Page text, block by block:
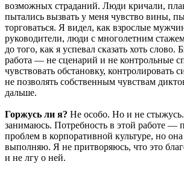
возможных страданий. Люди кричали,
пытались вызвать у меня чувство вины,
торговаться. Я видел, как взрослые
руководители, люди с многолетним
до того, как я успевал сказать хоть слово.
работа — не сценарий и не контрольные
чувствовать обстановку, контролировать
не позволять собственным чувствам
дальше.
Горжусь ли я? Не особо. Но и не
занимаюсь. Потребность в этой работе —
проблем в корпоративной культуре, но она
выполняю. Я не притворяюсь, что это
и не лгу о ней.